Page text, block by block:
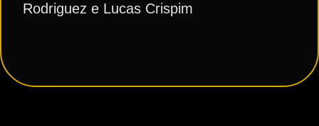
Rodriguez e Lucas Crispim